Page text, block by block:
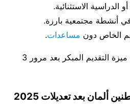
الدراسية الاستثنائية.
أنشطة مجتمعية بارزة.
الخاص دون مساعدات.
هذه المجموعات فقدت الآن ميزة التقديم المبكر بعد مرور 3
بعد تعديلات 2025